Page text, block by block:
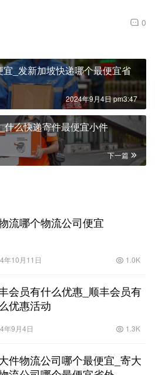
0
_发新加坡快递哪个最便宜省
2024年9月4日 pm3:47
什么快递寄件最便宜小件
下一篇
流哪个物流公司便宜
年10月11日 1.0K
会员有什么优惠_顺丰会员有
优惠活动
年9月4日 1.3K
件物流公司哪个最便宜_寄大